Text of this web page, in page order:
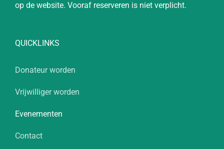
op de website. Vooraf reserveren is niet verplicht.
QUICKLINKS
Donateur worden
Vrijwilliger worden
Evenementen
Contact